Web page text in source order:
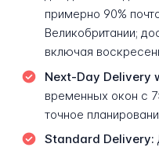
примерно 90%
Великобритании;
включая
Next-Day Delivery
временных окон с
точное
Standard Delivery: